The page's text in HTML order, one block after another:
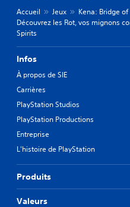
Accueil Jeux
Kena: Bridge of
Découvrez les Rot, vos mignons
Spirits
Infos
À propos de SIE
Carrières
PlayStation Studios
PlayStation Productions
Entreprise
L'histoire de PlayStation
Produits
Valeurs